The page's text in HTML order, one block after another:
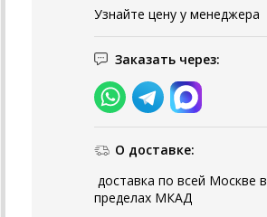
Узнайте цену у менеджера
Заказать через:
О доставке:
доставка по всей Москве в
пределах МКАД